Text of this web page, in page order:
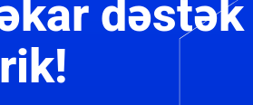
dəstək